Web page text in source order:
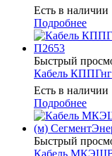
Есть в наличии
Подробнее
Быстрый
Кабель
Есть в наличии
Подробнее
Быстрый
Кабель